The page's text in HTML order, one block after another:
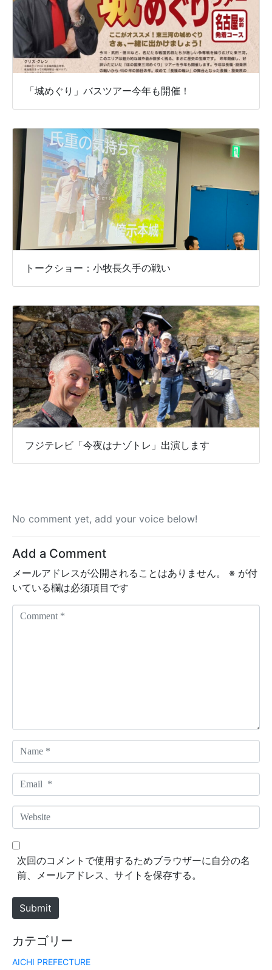
「城めぐり」バスツアー今年も開催！
トークショー：小牧長久手の戦い
フジテレビ「今夜はナゾトレ」出演します
No comment yet, add your voice below!
Add a Comment
メールアドレスが公開されることはありません。 ※ が付
いている欄は必須項目です
a
m
*
m
a
*
W
e
b
e
次回のコメントで使用するためブラウザーに自分の名
前、メールアドレス、サイトを保存する。
Submit
カテゴリー
AICHI PREFECTURE